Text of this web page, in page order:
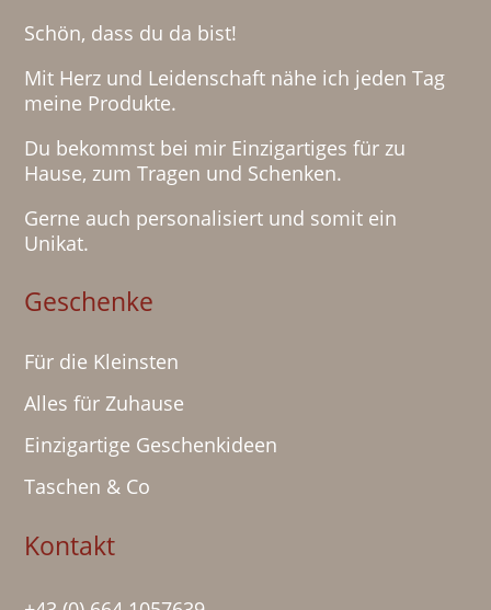
Schön, dass du da bist!
Mit Herz und Leidenschaft nähe ich jeden Tag
meine Produkte.
Du bekommst bei mir Einzigartiges für zu
Hause, zum Tragen und Schenken.
Gerne auch personalisiert und somit ein
Unikat.
Geschenke
Für die Kleinsten
Alles für Zuhause
Einzigartige Geschenkideen
Taschen & Co
Kontakt